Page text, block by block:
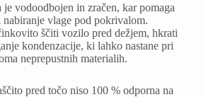
vodoodbojen in zračen, kar pomaga
nabiranje vlage pod pokrivalom.
ščiti vozilo pred dežjem, hkrati
kondenzacije, ki lahko nastane pri
neprepustnih materialih.
pred točo niso 100 % odporna na